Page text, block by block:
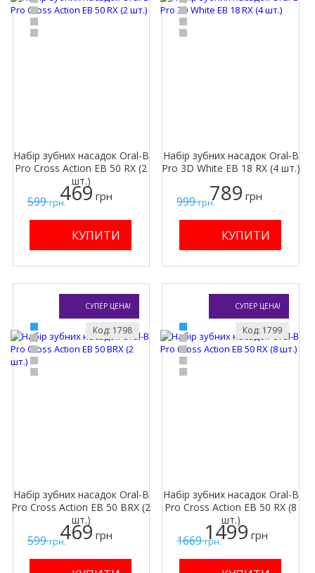
599грн.
Набір зубних насадок Oral-B
Pro Cross Action EB 50 RX (2
шт.)
469 грн 999грн.
Набір зубних насадок Oral-B
Pro 3D White EB 18 RX (4 шт.)
789 грн
СУПЕР ЦЕНА!
599грн.
Набір зубних насадок Oral-B
Pro Cross Action EB 50 BRX (2
шт.)
Код: 1798
469 грн
СУПЕР ЦЕНА!
1669грн.
Набір зубних насадок Oral-B
Pro Cross Action EB 50 RX (8
шт.)
Код: 1799
1499 грн